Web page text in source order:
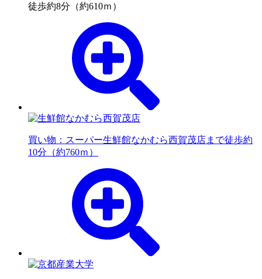
徒歩約8分（約610ｍ）
買い物：スーパー生鮮館なかむら西賀茂店まで徒歩約
10分（約760ｍ）